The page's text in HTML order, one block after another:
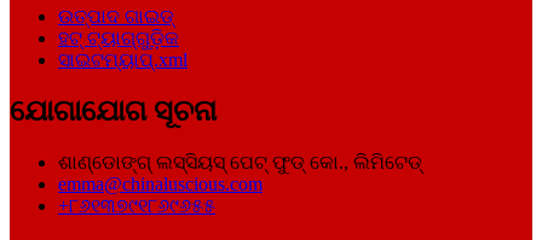
ଉତ୍ପାଦ ଗାଇଡ୍
ହଟ୍ ଟ୍ୟାଗ୍‌ଗୁଡ଼ିକ
ସାଇଟମ୍ୟାପ୍.xml
ଯୋଗାଯୋଗ ସୂଚନା
ଶାଣ୍ଡୋଙ୍ଗ୍ ଲସ୍ସିୟସ୍ ପେଟ୍ ଫୁଡ୍ କୋ., ଲିମିଟେଡ୍
emma@chinaluscious.com
+୮୬୧୩୭୯୧୮୬୯୬୫୫